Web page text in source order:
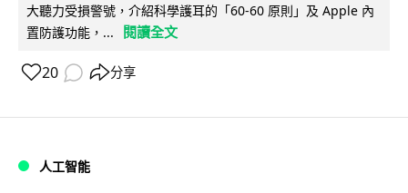
大聽力受損警號，介紹科學護耳的「60-60 原則」及 Apple 內
置防護功能，...
閱讀全文
20 分享
人工智能